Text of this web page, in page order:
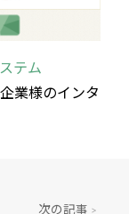
テム
企業様のインタ
次の記事 >